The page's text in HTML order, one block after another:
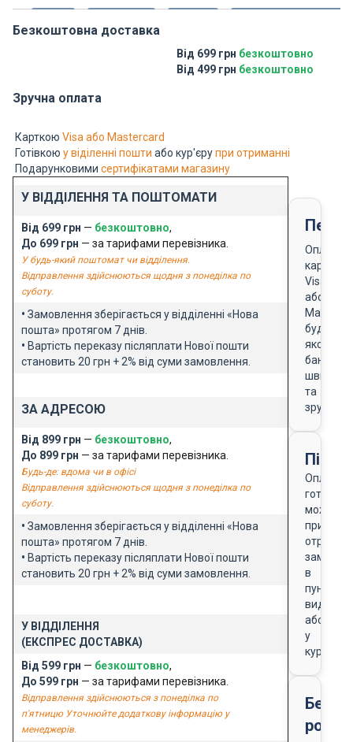
Безкоштовна доставка
Від 699 грн безкоштовно
Від 499 грн безкоштовно
Зручна оплата
Карткою Visa або Mastercard
Готівкою у віділенні пошти або кур'єрупри отриманні
Подарунковими сертифікатами магазину
У ВІДДІЛЕННЯ ТА ПОШТОМАТИ
Від 699 грн — безкоштовно,
До 699 грн — за тарифами перевізника.
У будь-який поштомат чи відділення.
Відправлення здійснюються щодня з понеділка по
суботу.
• Замовлення зберігається у відділенні «Нова
пошта» протягом 7 днів.
• Вартість переказу післяплати Нової пошти
становить 20 грн + 2% від суми замовлення.
ЗА АДРЕСОЮ
Від 899 грн — безкоштовно,
До 899 грн — за тарифами перевізника.
Будь-де: вдома чи в офісі
Відправлення здійснюються щодня з понеділка по
суботу.
• Замовлення зберігається у відділенні «Нова
пошта» протягом 7 днів.
• Вартість переказу післяплати Нової пошти
становить 20 грн + 2% від суми замовлення.
У ВІДДІЛЕННЯ
(ЕКСПРЕС ДОСТАВКА)
Від 599 грн — безкоштовно,
До 599 грн — за тарифами перевізника.
Відправлення здійснюються з понеділка по
п'ятницю Уточнюйте додаткову інформацію у
менеджерів.
Оплата
карткою
Visa
або
будь-
якого
банку
швидко
та
зручно
Оплата
готівкою
можлива
при
в
пункті
видачі
або
у
кур'єра